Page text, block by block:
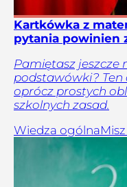
Kartkówka z
pytania powinien
Pamiętasz jeszcze
podstawówki? Ten
oprócz prostych
szkolnych zasad.
Wiedza ogólna